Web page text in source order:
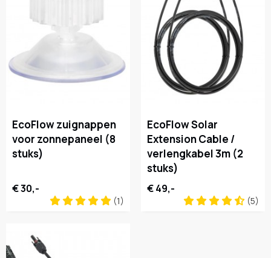
EcoFlow zuignappen
voor zonnepaneel (8
stuks)
€ 30,-
(1)
EcoFlow Solar
Extension Cable /
verlengkabel 3m (2
stuks)
€ 49,-
(5)